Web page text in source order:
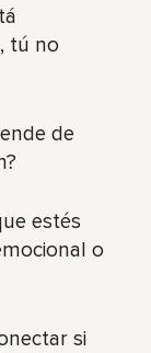
tú no
de
estés
o
si